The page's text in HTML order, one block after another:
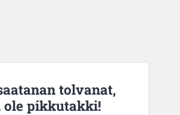
tolvanat,
ole pikkutakki!